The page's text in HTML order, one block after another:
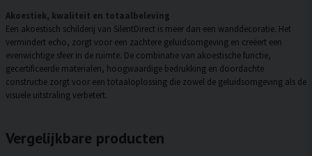
Akoestiek, kwaliteit en totaalbeleving
Een akoestisch schilderij van SilentDirect is meer dan een wanddecoratie. Het
vermindert echo, zorgt voor een zachtere geluidsomgeving en creëert een
evenwichtige sfeer in de ruimte. De combinatie van akoestische functie,
gecertificeerde materialen, hoogwaardige bedrukking en doordachte
constructie zorgt voor een totaaloplossing die zowel de geluidsomgeving als de
visuele uitstraling verbetert.
Vergelijkbare producten